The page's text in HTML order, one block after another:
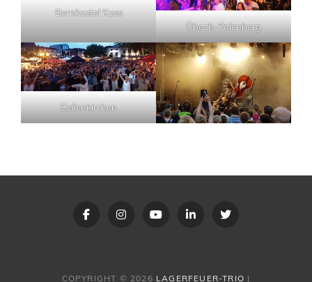
Bernkastel Kues
Übach-Palenberg
Geilenkirchen
FacebookInstagramyoutubelinkedinx
COPYRIGHT © 2026 LAGERFEUER-TRIO |